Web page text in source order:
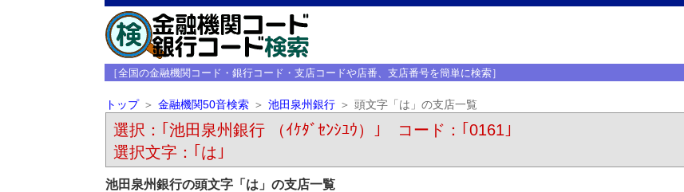
［全国の金融機関コード・銀行コード・支店コードや店番、支店番号を簡単に検索］
トップ 金融機関50音検索 池田泉州銀行 頭文字「は」の支店一覧
選択：｢池田泉州銀行 （ｲｹﾀﾞｾﾝｼﾕｳ）｣ コード：｢0161｣
選択文字：｢は｣
池田泉州銀行の頭文字「は」の支店一覧